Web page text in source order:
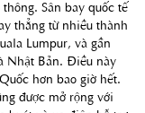
Sân bay quốc tế
thẳng từ nhiều thành
Lumpur, và gần
Nhật Bản. Điều này
hơn bao giờ hết.
được mở rộng với